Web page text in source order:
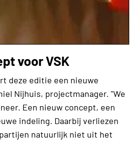
voor VSK
deze editie een nieuwe
Nijhuis, projectmanager. "We
Een nieuw concept, een
indeling. Daarbij verliezen
natuurlijk niet uit het